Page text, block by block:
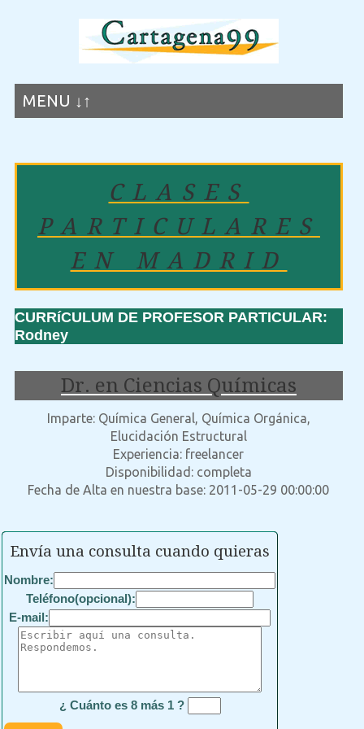
MENU ↓↑
CLASES
PARTICULARES
EN MADRID
CURRíCULUM DE PROFESOR PARTICULAR:
Rodney
Dr. en Ciencias Químicas
Imparte: Química General, Química Orgánica,
Elucidación Estructural
Experiencia: freelancer
Disponibilidad: completa
Fecha de Alta en nuestra base: 2011-05-29 00:00:00
Envía una consulta cuando quieras
Nombre:
Teléfono(opcional):
E-mail:
¿ Cuánto es 8 más 1 ?